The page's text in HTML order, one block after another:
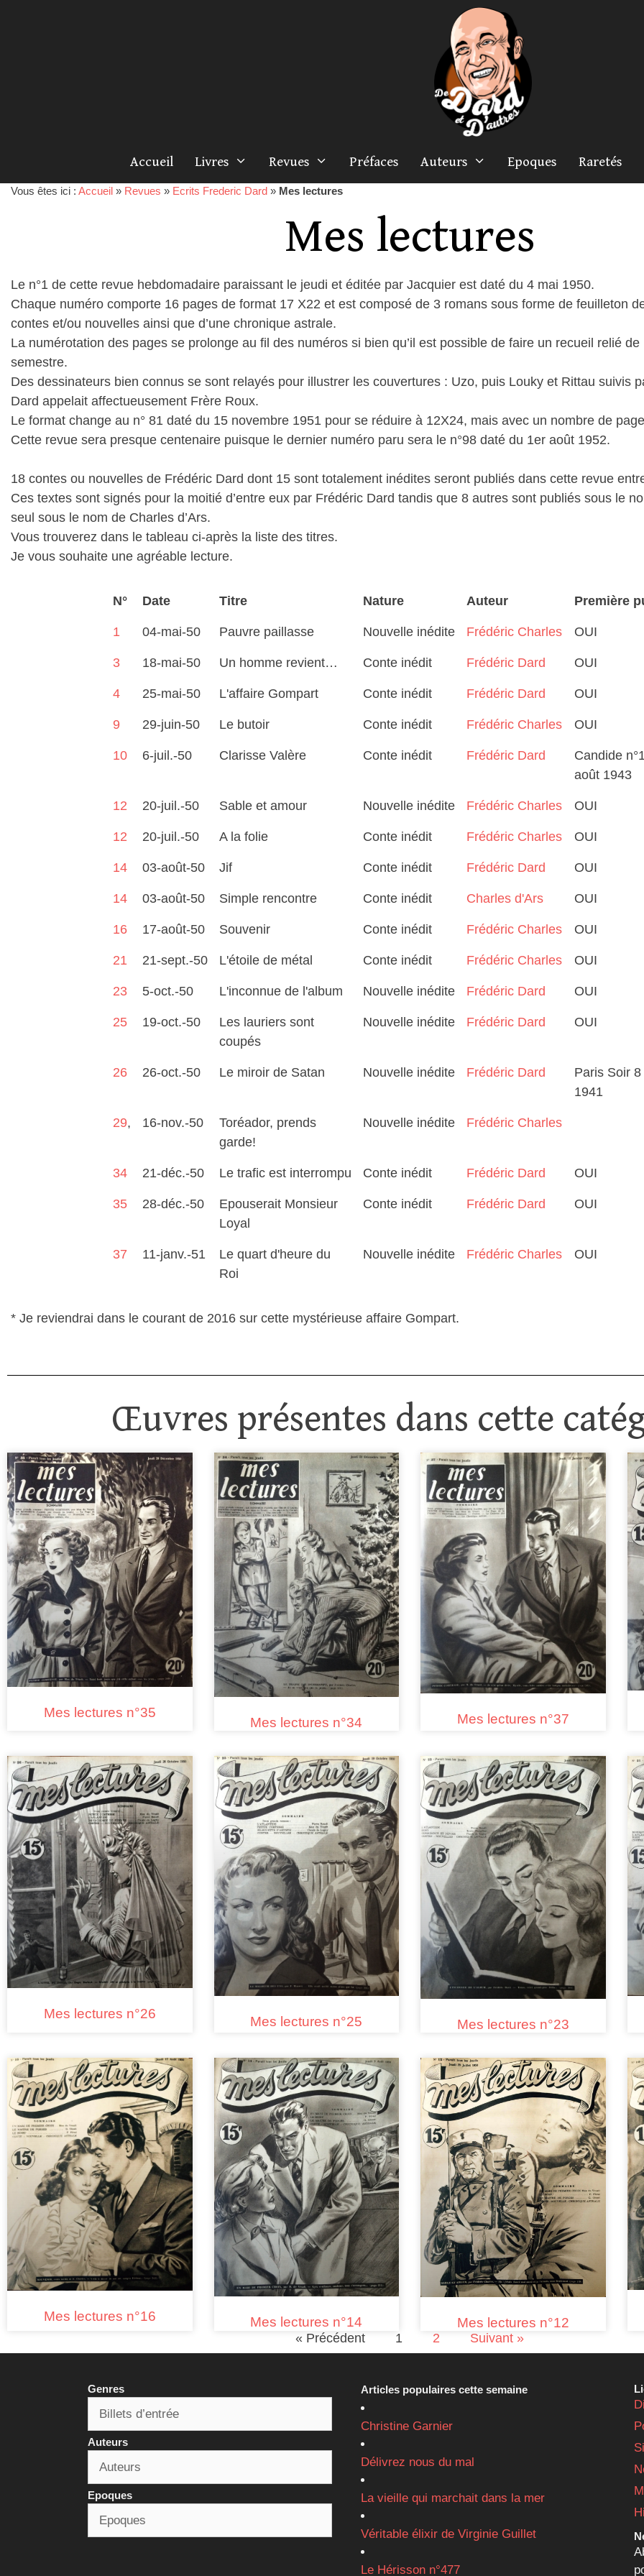
Accueil Livres Revues Préfaces Auteurs Epoques Raretés
Vous êtes ici : Accueil » Revues » Ecrits Frederic Dard » Mes lectures
Mes lectures
Le n°1 de cette revue hebdomadaire paraissant le jeudi et éditée par Jacquier est daté du 4 mai 1950.
Chaque numéro comporte 16 pages de format 17 X22 et est composé de 3 romans sous forme de feuilleton
contes et/ou nouvelles ainsi que d’une chronique astrale.
La numérotation des pages se prolonge au fil des numéros si bien qu’il est possible de faire un recueil relié
semestre.
Des dessinateurs bien connus se sont relayés pour illustrer les couvertures : Uzo, puis Louky et Rittau suivis
Dard appelait affectueusement Frère Roux.
Le format change au n° 81 daté du 15 novembre 1951 pour se réduire à 12X24, mais avec un nombre de
Cette revue sera presque centenaire puisque le dernier numéro paru sera le n°98 daté du 1er août 1952.
18 contes ou nouvelles de Frédéric Dard dont 15 sont totalement inédites seront publiés dans cette revue
Ces textes sont signés pour la moitié d’entre eux par Frédéric Dard tandis que 8 autres sont publiés sous le
seul sous le nom de Charles d’Ars.
Vous trouverez dans le tableau ci-après la liste des titres.
Je vous souhaite une agréable lecture.
N° Date Titre Nature Auteur Première
1 04-mai-50 Pauvre paillasse Nouvelle inédite Frédéric Charles OUI
3 18-mai-50 Un homme revient… Conte inédit Frédéric Dard OUI
4 25-mai-50 L'affaire Gompart Conte inédit Frédéric Dard OUI
9 29-juin-50 Le butoir Conte inédit Frédéric Charles OUI
10 6-juil.-50 Clarisse Valère Conte inédit Frédéric Dard
Candide
août 1943
12 20-juil.-50 Sable et amour Nouvelle inédite Frédéric Charles OUI
12 20-juil.-50 A la folie Conte inédit Frédéric Charles OUI
14 03-août-50 Jif Conte inédit Frédéric Dard OUI
14 03-août-50 Simple rencontre Conte inédit Charles d'Ars OUI
16 17-août-50 Souvenir Conte inédit Frédéric Charles OUI
21 21-sept.-50 L'étoile de métal Conte inédit Frédéric Charles OUI
23 5-oct.-50 L'inconnue de l'album Nouvelle inédite Frédéric Dard OUI
25 19-oct.-50
Les lauriers sont
coupés
Nouvelle inédite Frédéric Dard OUI
26 26-oct.-50 Le miroir de Satan Nouvelle inédite Frédéric Dard
Paris Soir
1941
29, 16-nov.-50
Toréador, prends
garde!
Nouvelle inédite Frédéric Charles
34 21-déc.-50 Le trafic est interrompu Conte inédit Frédéric Dard OUI
35 28-déc.-50
Epouserait Monsieur
Loyal
Conte inédit Frédéric Dard OUI
37 11-janv.-51
Le quart d'heure du
Roi
Nouvelle inédite Frédéric Charles OUI
* Je reviendrai dans le courant de 2016 sur cette mystérieuse affaire Gompart.
Œuvres présentes dans cette
Mes lectures n°35
Mes lectures n°34 Mes lectures n°37
Mes lectures n°26
Mes lectures n°25 Mes lectures n°23
Mes lectures n°16 Mes lectures n°14 Mes lectures n°12
« Précédent 1 2 Suivant »
Genres
Auteurs
Epoques
Articles populaires cette semaine
Christine Garnier
Délivrez nous du mal
La vieille qui marchait dans la mer
Véritable élixir de Virginie Guillet
Le Hérisson n°477